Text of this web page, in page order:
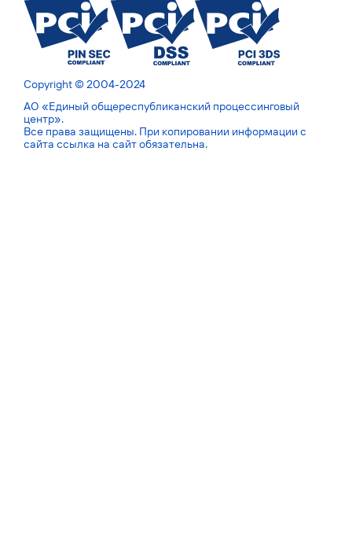
Copyright © 2004-2024
АО «Единый общереспубликанский процессинговый
центр».
Все права защищены. При копировании информации с
сайта ссылка на сайт обязательна.